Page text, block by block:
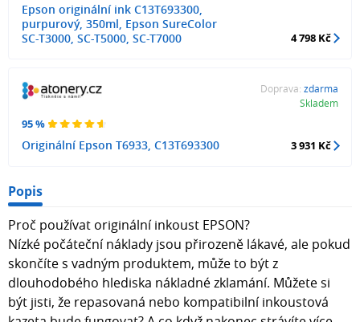
Epson originální ink C13T693300,
purpurový, 350ml, Epson SureColor
SC-T3000, SC-T5000, SC-T7000
4 798 Kč
95 %
Originální Epson T6933, C13T693300
Doprava: zdarma
Skladem
3 931 Kč
Popis
Proč používat originální inkoust EPSON?
Nízké počáteční náklady jsou přirozeně lákavé, ale pokud
skončíte s vadným produktem, může to být z
dlouhodobého hlediska nákladné zklamání. Můžete si
být jisti, že repasovaná nebo kompatibilní inkoustová